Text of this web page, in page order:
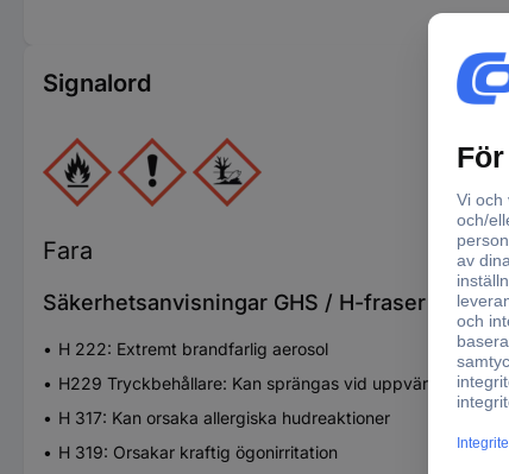
Signalord
Fara
Säkerhetsanvisningar GHS / H-fraser
H 222: Extremt brandfarlig aerosol
H229 Tryckbehållare: Kan sprängas vid uppvärmning
H 317: Kan orsaka allergiska hudreaktioner
H 319: Orsakar kraftig ögonirritation